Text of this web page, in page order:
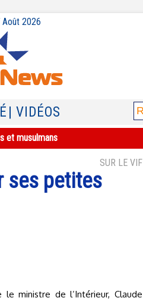
2026
| VIDÉOS
et musulmans
SUR LE VIF
ses petites
le ministre de l’Intérieur, Claude